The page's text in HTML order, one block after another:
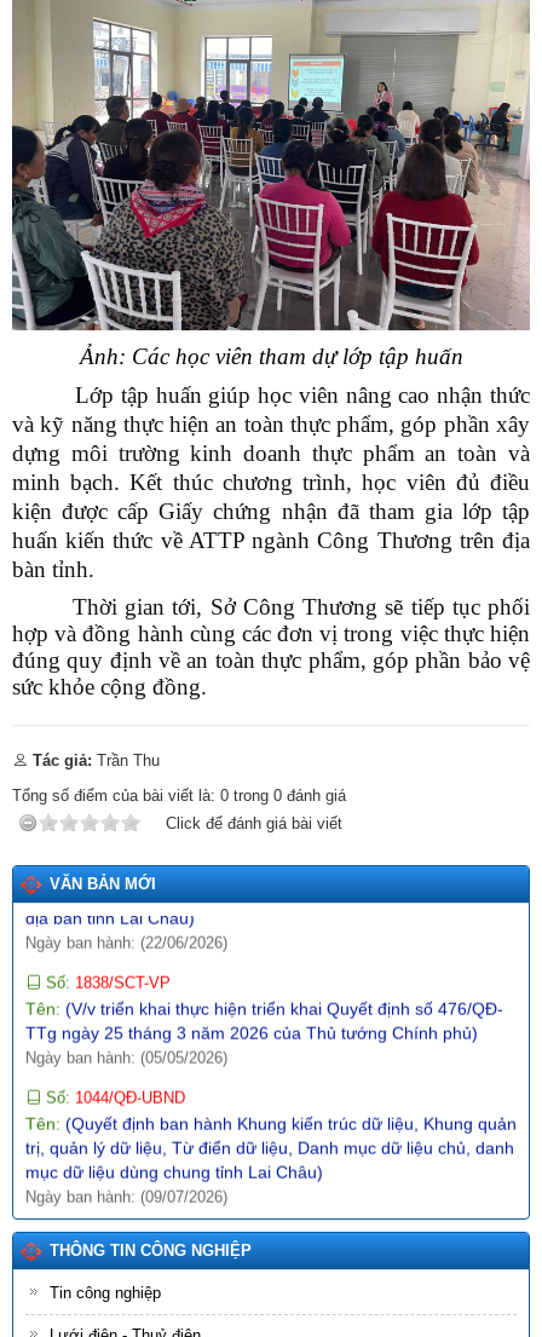
Ảnh: Các học viên tham dự lớp tập huấn
Lớp tập huấn giúp học viên nâng cao nhận thức
và kỹ năng thực hiện an toàn thực phẩm, góp phần xây
dựng môi trường kinh doanh thực phẩm an toàn và
minh bạch. Kết thúc chương trình, học viên đủ điều
kiện được cấp Giấy chứng nhận đã tham gia lớp tập
huấn kiến thức về ATTP ngành Công Thương trên địa
bàn tỉnh.
Thời gian tới, Sở Công Thương sẽ tiếp tục phối
hợp và đồng hành cùng các đơn vị trong việc thực hiện
đúng quy định về an toàn thực phẩm, góp phần bảo vệ
sức khỏe cộng đồng.
Tác giả: Trần Thu
Tổng số điểm của bài viết là: 0 trong 0 đánh giá
Click để đánh giá bài viết
VĂN BẢN MỚI
Số: 1792/KH-SCT
Tên:(Kế hoạch thực hiện Nghị quyết số 57-NQ/TW, ngày
22/12/2024 của Bộ Chính trị về đột phá phát triển khoa học,
công nghệ, đổi mới sáng tạo và chuyển đổi số quốc gia năm
Ngày ban hành: (09/05/2026)
Số:3092/SCT-QLTM
Tên: (Tuyên truyền, phổ biến thông tin Sổ tay hướng dẫn thực
thi, hỏi đáp các quy định SPS trong xuất khẩu nông - lâm - thủy
sản vào thị trường EU)
Số:1771/SCT-VP
(V/v triển khai thực hiện Thông báo số 01-TB/CQTTBCĐ
ngày 16/4/2026 của Cơ quan thường trực BCĐ nghị quyết số
57-NQ/TW)
Ngày ban hành: (09/05/2026)
Tên:(Nghị định quy định chi tiết một số điều và biện pháp thi
hành Luật Trí tuệ nhân tạo)
Ngày ban hành: (19/05/2026)
Tên:(Kế hoạch triển khai thi hành Luật tiếp cận thông tin trên
địa bàn tỉnh Lai Châu)
Ngày ban hành: (22/06/2026)
Tên:(V/v triển khai thực hiện triển khai Quyết định số 476/QĐ-
TTg ngày 25 tháng 3 năm 2026 của Thủ tướng Chính phủ)
Ngày ban hành: (05/05/2026)
Tên:(Quyết định ban hành Khung kiến trúc dữ liệu, Khung quản
trị, quản lý dữ liệu, Từ điển dữ liệu, Danh mục dữ liệu chủ, danh
mục dữ liệu dùng chung tỉnh Lai Châu)
Ngày ban hành: (09/07/2026)
Số:1864/SCT-VP
Tên:(V/v triển khai thực hiện triển khai Kế hoạch số 3330/KH-
UBND ngày 03/5/2026 của UBND tỉnh về đánh giá hoạt động
khoa học, công nghệ và đổi mới sáng tạo năm 2026 trên địa
bàn tỉnh Lai Châu)
THÔNG TIN CÔNG NGHIỆP
Tin công nghiệp